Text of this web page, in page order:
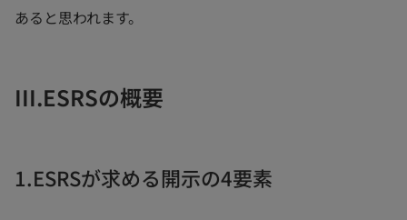
あると思われます。
III.ESRSの概要
1.ESRSが求める開示の4要素